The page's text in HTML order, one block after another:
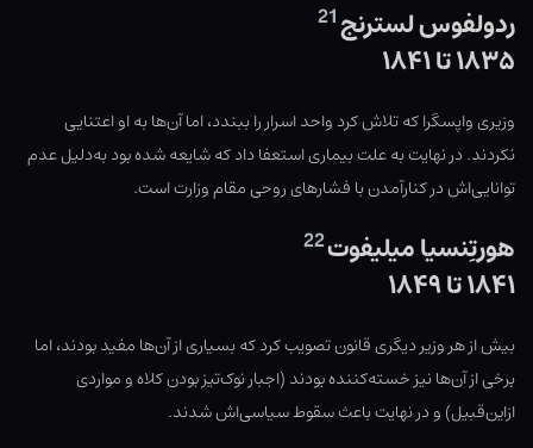
ردولفوس لسترنج21
۱۸۳۵ تا ۱۸۴۱
وزیری واپسگرا که تلاش کرد واحد اسرار را ببندد، اما آن‌ها به او اعتنایی
نکردند. در نهایت به علت بیماری استعفا داد که شایعه شده بود به‌دلیل عدم
توانایی‌اش در کنارآمدن با فشارهای روحی مقام وزارت است.
هورتِنسیا میلیفوت22
۱۸۴۱ تا ۱۸۴۹
بیش از هر وزیر دیگری قانون تصویب کرد که بسیاری از آن‌ها مفید بودند، اما
برخی از آن‌ها نیز خسته‌کننده بودند (اجبار نوک‌تیز بودن کلاه و مواردی
ازاین‌قبیل) و در نهایت باعث سقوط سیاسی‌اش شدند.